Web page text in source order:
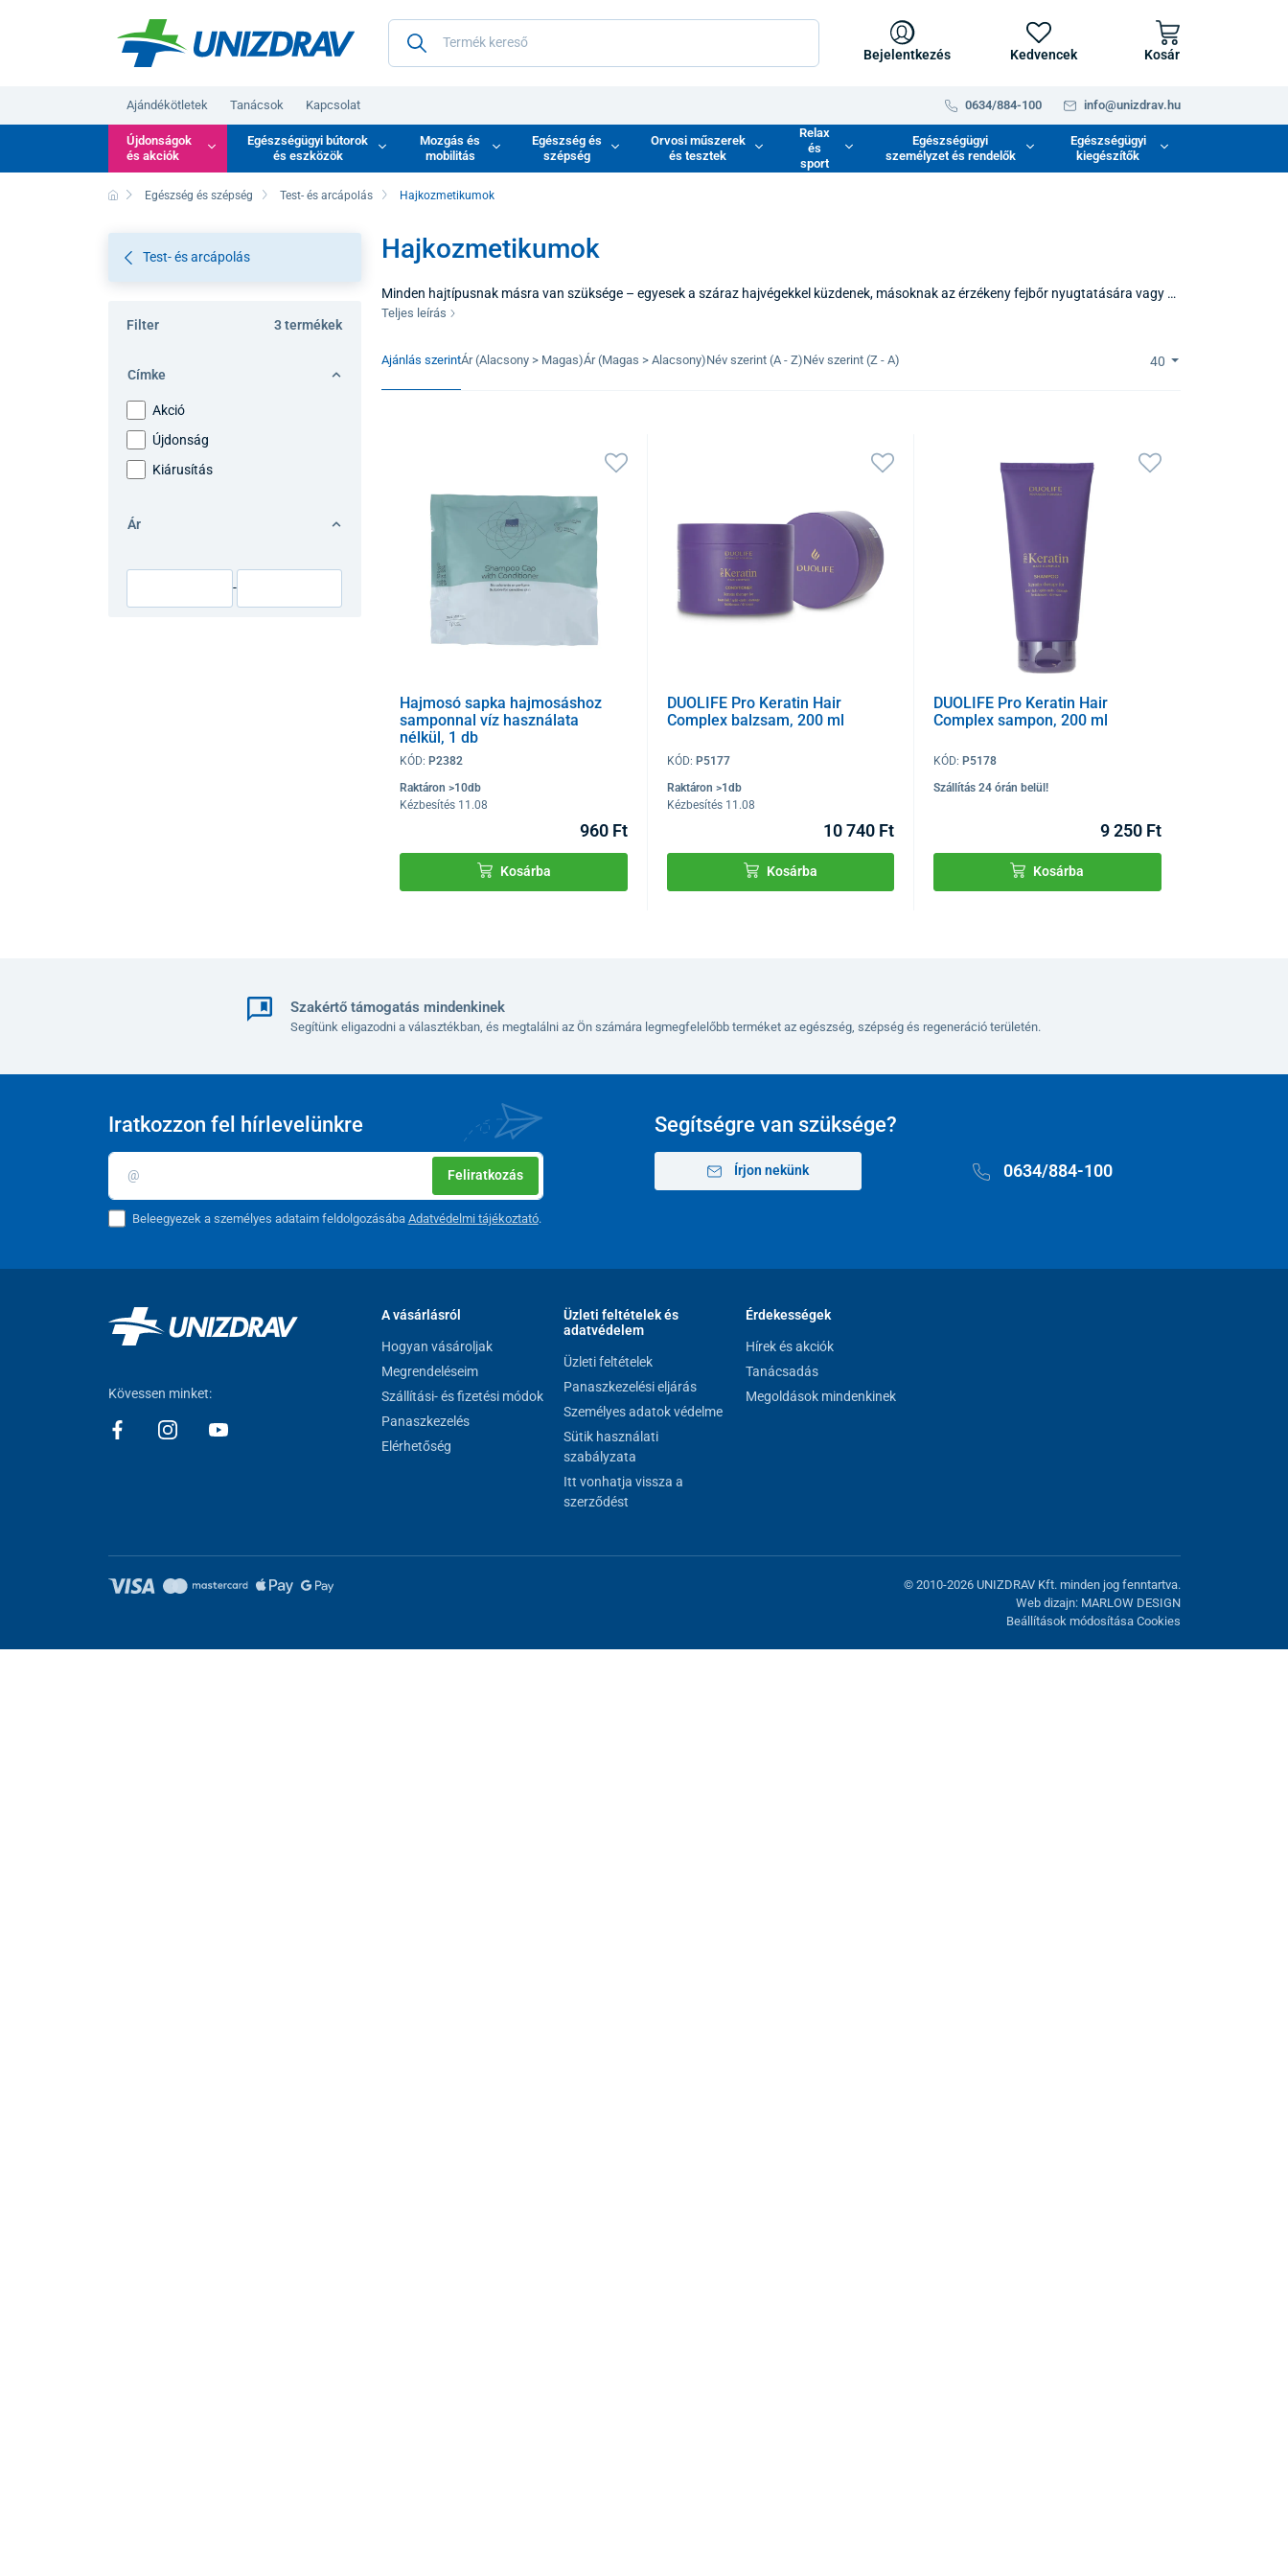
Bejelentkezés Kedvencek Kosár
Ajándékötletek Tanácsok Kapcsolat 0634/884-100 info@unizdrav.hu
Újdonságok
és akciók
Egészségügyi bútorok
és eszközök
Mozgás és
mobilitás
Egészség és
szépség
Orvosi műszerek
és tesztek
Relax
és
sport
Egészségügyi
személyzet és rendelők
Egészségügyi
kiegészítők
Egészség és szépség Test- és arcápolás Hajkozmetikumok
Test- és arcápolás
Filter 3 termékek
Címke
Akció
Újdonság
Kiárusítás
Ár
-
Hajkozmetikumok
Minden hajtípusnak másra van szüksége – egyesek a száraz hajvégekkel küzdenek, másoknak az érzékeny fejbőr nyugtatására vagy a
frizurájuknak volumen növelésére van szükségük. A minőségi hajkozmetikumok az alapjai annak, hogy a hajad ne csak jól nézzen ki,
mélytáplálással ötvözik, hogy a napi ápolást kellemes rituálévá varázsolják.
Teljes leírás
Ajánlás szerintÁr (Alacsony > Magas)Ár (Magas > Alacsony)Név szerint (A - Z)Név szerint (Z - A) 40
Hajmosó sapka hajmosáshoz
samponnal víz használata
nélkül, 1 db
KÓD:P2382
Raktáron >10db
Kézbesítés 11.08
960 Ft
Kosárba
DUOLIFE Pro Keratin Hair
Complex balzsam, 200 ml
KÓD: P5177
Raktáron >1db
Kézbesítés 11.08
10 740 Ft
Kosárba
DUOLIFE Pro Keratin Hair
Complex sampon, 200 ml
KÓD:P5178
Szállítás 24 órán belül!
9 250 Ft
Kosárba
Szakértő támogatás mindenkinek
Segítünk eligazodni a választékban, és megtalálni az Ön számára legmegfelelőbb terméket az egészség, szépség és regeneráció területén.
Segítségre van szüksége?
Írjon nekünk 0634/884-100
Iratkozzon fel hírlevelünkre
Feliratkozás
Beleegyezek a személyes adataim feldolgozásába Adatvédelmi tájékoztató.
Kövessen minket:
A vásárlásról
Hogyan vásároljak
Megrendeléseim
Szállítási- és fizetési módok
Panaszkezelés
Elérhetőség
Üzleti feltételek és
adatvédelem
Üzleti feltételek
Panaszkezelési eljárás
Személyes adatok védelme
Sütik használati
szabályzata
Itt vonhatja vissza a
szerződést
Érdekességek
Hírek és akciók
Tanácsadás
Megoldások mindenkinek
© 2010-2026 UNIZDRAV Kft. minden jog fenntartva.
Web dizajn: MARLOW DESIGN
Beállítások módosítása Cookies